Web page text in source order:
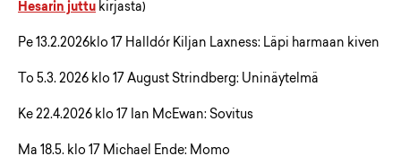
Hesarin juttu kirjasta)
Pe 13.2.2026klo 17 Halldór Kiljan Laxness: Läpi harmaan kiven
To 5.3. 2026 klo 17 August Strindberg: Uninäytelmä
Ke 22.4.2026 klo 17 Ian McEwan: Sovitus
Ma 18.5. klo 17 Michael Ende: Momo